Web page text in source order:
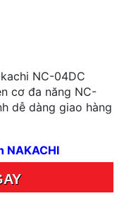
NC-04DC
cơ đa năng NC-
dễ dàng giao hàng
NAKACHI